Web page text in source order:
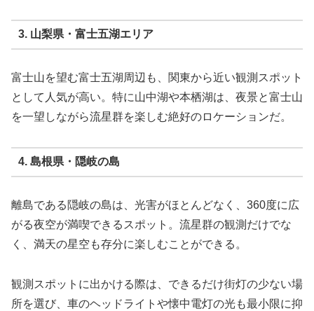
3. 山梨県・富士五湖エリア
富士山を望む富士五湖周辺も、関東から近い観測スポット
として人気が高い。特に山中湖や本栖湖は、夜景と富士山
を一望しながら流星群を楽しむ絶好のロケーションだ。
4. 島根県・隠岐の島
離島である隠岐の島は、光害がほとんどなく、360度に広
がる夜空が満喫できるスポット。流星群の観測だけでな
く、満天の星空も存分に楽しむことができる。
観測スポットに出かける際は、できるだけ街灯の少ない場
所を選び、車のヘッドライトや懐中電灯の光も最小限に抑